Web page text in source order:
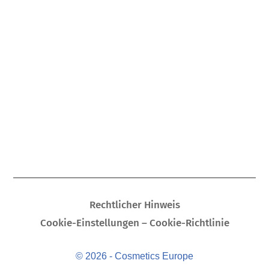
Rechtlicher Hinweis
Cookie-Einstellungen – Cookie-Richtlinie
© 2026 - Cosmetics Europe